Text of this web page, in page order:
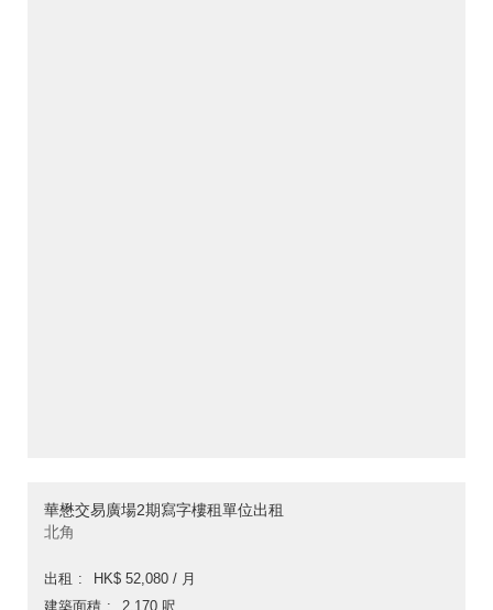
華懋交易廣場2期寫字樓租單位出租
北角
出租
HK$ 52,080 / 月
建築面積
2,170 呎